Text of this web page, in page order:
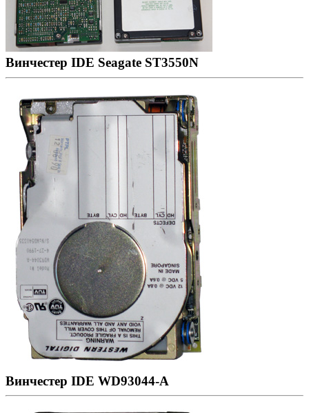
Винчестер IDE Seagate ST3550N
Винчестер IDE WD93044-A